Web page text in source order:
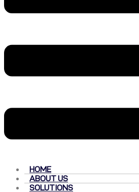
HOME
ABOUT US
SOLUTIONS